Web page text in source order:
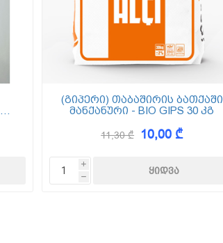
(გიპერი) თაბაშირის ბათქაში
მანქანური - BIO GIPS 30 კგ
11,30 ₾ 10,00 ₾
i
h